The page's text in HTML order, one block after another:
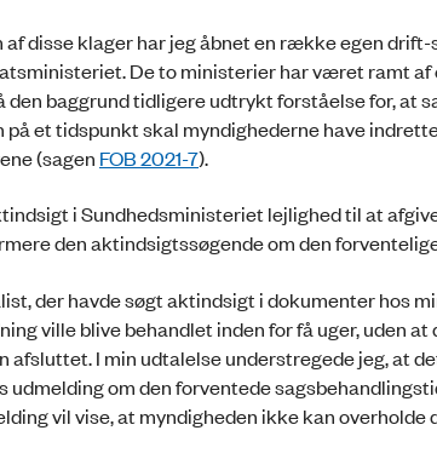
af disse klager har jeg åbnet en række egen
De to ministerier har været ramt
den baggrund tidligere udtrykt forståelse for, at
et tidspunkt skal myndighederne have
(sagen FOB 2021-7).
i Sundhedsministeriet lejlighed til at
den aktindsigtssøgende om den
der havde søgt aktindsigt i dokumenter hos
ville blive behandlet inden for få uger, uden
afsluttet. I min udtalelse understregede jeg, at
udmelding om den forventede
vil vise, at myndigheden ikke kan